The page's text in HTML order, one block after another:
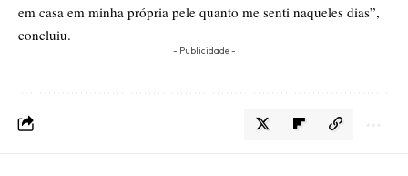
em casa em minha própria pele quanto me senti naqueles dias”,
concluiu.
- Publicidade -